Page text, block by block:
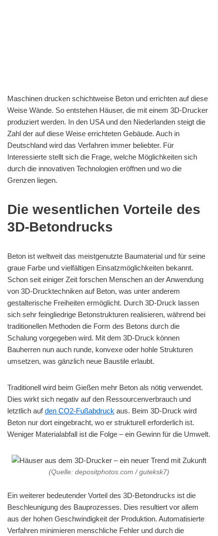
Maschinen drucken schichtweise Beton und errichten auf diese
Weise Wände. So entstehen Häuser, die mit einem 3D-Drucker
produziert werden. In den USA und den Niederlanden steigt die
Zahl der auf diese Weise errichteten Gebäude. Auch in
Deutschland wird das Verfahren immer beliebter. Für
Interessierte stellt sich die Frage, welche Möglichkeiten sich
durch die innovativen Technologien eröffnen und wo die
Grenzen liegen.
Die wesentlichen Vorteile des
3D-Betondrucks
Beton ist weltweit das meistgenutzte Baumaterial und für seine
graue Farbe und vielfältigen Einsatzmöglichkeiten bekannt.
Schon seit einiger Zeit forschen Menschen an der Anwendung
von 3D-Drucktechniken auf Beton, was unter anderem
gestalterische Freiheiten ermöglicht. Durch 3D-Druck lassen
sich sehr feingliedrige Betonstrukturen realisieren, während bei
traditionellen Methoden die Form des Betons durch die
Schalung vorgegeben wird. Mit dem 3D-Druck können
Bauherren nun auch runde, konvexe oder hohle Strukturen
umsetzen, was gänzlich neue Baustile erlaubt.
Traditionell wird beim Gießen mehr Beton als nötig verwendet.
Dies wirkt sich negativ auf den Ressourcenverbrauch und
letztlich aufden CO2-Fußabdruck aus. Beim 3D-Druck wird
Beton nur dort eingebracht, wo er strukturell erforderlich ist.
Weniger Materialabfall ist die Folge – ein Gewinn für die Umwelt.
(Quelle: depositphotos.com / guteksk7)
Ein weiterer bedeutender Vorteil des 3D-Betondrucks ist die
Beschleunigung des Bauprozesses. Dies resultiert vor allem
aus der hohen Geschwindigkeit der Produktion. Automatisierte
Verfahren minimieren menschliche Fehler und durch die